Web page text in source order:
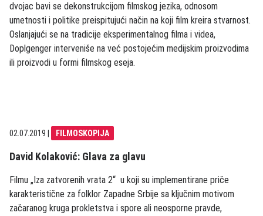
dvojac bavi se dekonstrukcijom filmskog jezika, odnosom
umetnosti i politike preispitujući način na koji film kreira stvarnost.
Oslanjajući se na tradicije eksperimentalnog filma i videa,
Doplgenger interveniše na već postojećim medijskim proizvodima
ili proizvodi u formi filmskog eseja.
02.07.2019 FILMOSKOPIJA
David Kolaković: Glava za glavu
Filmu „Iza zatvorenih vrata 2“ u koji su implementirane priče
karakteristične za folklor Zapadne Srbije sa ključnim motivom
začaranog kruga prokletstva i spore ali neosporne pravde,